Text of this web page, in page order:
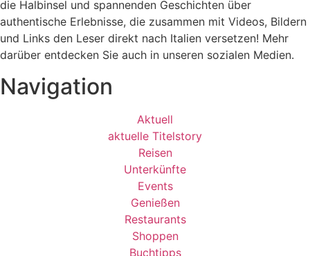
die Halbinsel und spannenden Geschichten über
authentische Erlebnisse, die zusammen mit Videos, Bildern
und Links den Leser direkt nach Italien versetzen! Mehr
darüber entdecken Sie auch in unseren sozialen Medien.
Navigation
Aktuell
aktuelle Titelstory
Reisen
Unterkünfte
Events
Genießen
Restaurants
Shoppen
Buchtipps